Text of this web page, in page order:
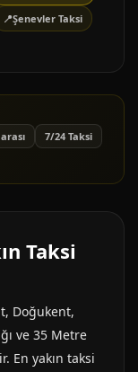
📍Şenevler Taksi
7/24 Taksi
Taksi
Doğukent,
ve 35 Metre
En yakın taksi